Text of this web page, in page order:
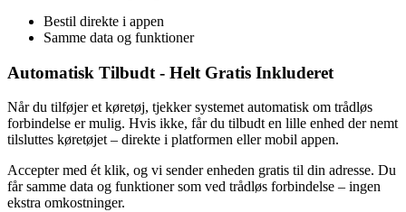
Bestil direkte i appen
Samme data og funktioner
Automatisk Tilbudt - Helt Gratis Inkluderet
Når du tilføjer et køretøj, tjekker systemet automatisk om trådløs
forbindelse er mulig. Hvis ikke, får du tilbudt en lille enhed der nemt
tilsluttes køretøjet – direkte i platformen eller mobil appen.
Accepter med ét klik, og vi sender enheden gratis til din adresse. Du
får samme data og funktioner som ved trådløs forbindelse – ingen
ekstra omkostninger.